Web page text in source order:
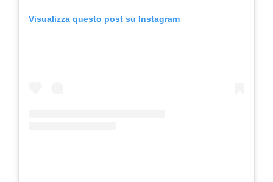
Visualizza questo post su Instagram